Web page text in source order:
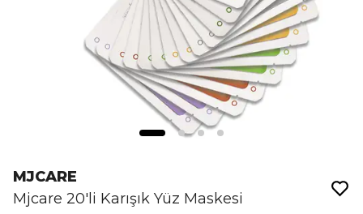
MJCARE
Mjcare 20'li Karışık Yüz Maskesi